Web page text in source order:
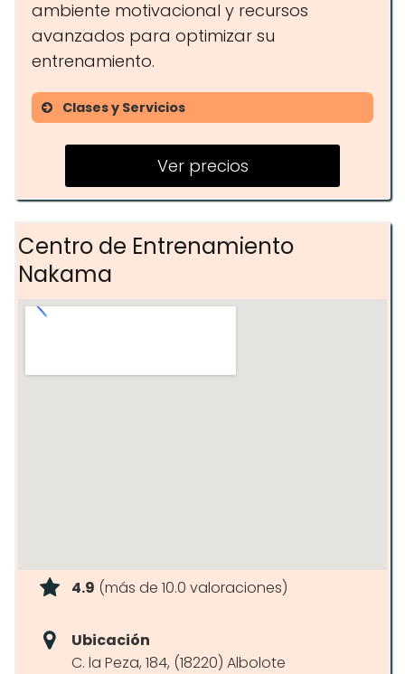
ambiente motivacional y recursos
avanzados para optimizar su
entrenamiento.
Clases y Servicios
Preparación para pruebas de
resistencia
Entrenamiento de fuerza y técnica
Evaluaciones físicas
personalizadas
Programas de movilidad y
flexibilidad
trepa de cuerda
Ver precios
Centro de Entrenamiento
Nakama
4.9 (más de 10.0 valoraciones)
Ubicación
C. la Peza, 184, (18220) Albolote